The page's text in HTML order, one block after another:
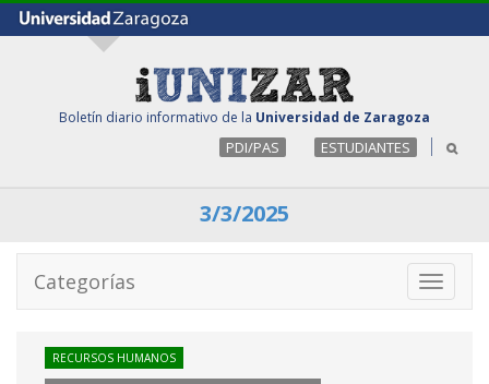
Boletín diario informativo de la Universidad de Zaragoza
PDI/PAS ESTUDIANTES
3/3/2025
Toggle
Categorías
RECURSOS HUMANOS